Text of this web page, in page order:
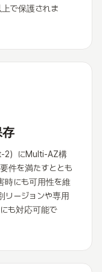
で保護されま
存
2）にMulti-AZ構
件を満たすととも
時にも可用性を維
リージョンや専用
も対応可能で